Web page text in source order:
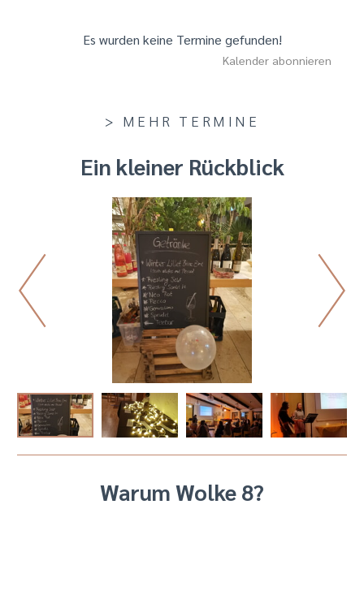
Es wurden keine Termine gefunden!
Kalender abonnieren
> MEHR TERMINE
Ein kleiner Rückblick
Warum Wolke 8?